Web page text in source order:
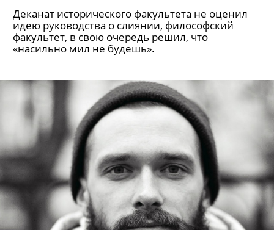
Деканат исторического факультета не оценил
идею руководства о слиянии, философский
факультет, в свою очередь решил, что
«насильно мил не будешь».